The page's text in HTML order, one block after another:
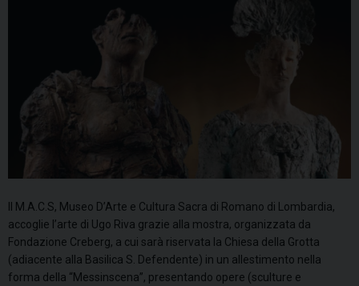
Il M.A.C.S, Museo D’Arte e Cultura Sacra di Romano di Lombardia,
accoglie l’arte di Ugo Riva grazie alla mostra, organizzata da
Fondazione Creberg, a cui sarà riservata la Chiesa della Grotta
(adiacente alla Basilica S. Defendente) in un allestimento nella
forma della “Messinscena”, presentando opere (sculture e